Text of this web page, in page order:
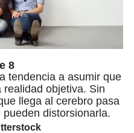
8
tendencia a asumir que
realidad objetiva. Sin
llega al cerebro pasa
distorsionarla.